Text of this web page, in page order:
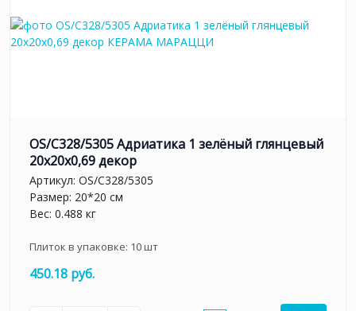
OS/C328/5305 Адриатика 1 зелёный глянцевый
20x20x0,69 декор
Артикул: OS/C328/5305
Размер: 20*20 см
Вес: 0.488 кг
Плиток в упаковке: 10шт
450.18 руб.